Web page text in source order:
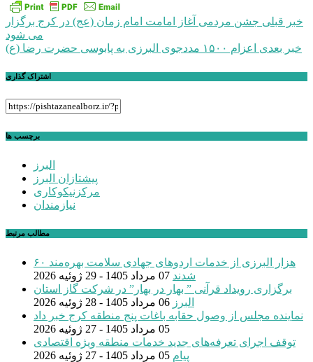
راهبری
نوشته
خبر قبلی جشن مردمی آغاز امامت امام زمان (عج) در کرج برگزار
می شود
خبر بعدی
اعزام ۱۵۰۰ مددجوی البرزی به پابوسی حضرت رضا (ع)
اشتراک گذاری
برچسب ها
البرز
پیشتازان البرز
مرکزنیکوکاری
نیازمندان
مطالب مرتبط
۶۰ هزار البرزی از خدمات اردوهای جهادی سلامت بهره‌مند
شدند 07 مرداد 1405 - 29 ژوئیه 2026
برگزاری رویداد قرآنی ” بهار در بهار” در شرکت گاز استان
البرز 06 مرداد 1405 - 28 ژوئیه 2026
نماینده مجلس از وصول حقابه باغات پنج منطقه کرج خبر داد
05 مرداد 1405 - 27 ژوئیه 2026
توقف اجرای تعرفه‌های جدید خدمات منطقه ویژه اقتصادی
پیام 05 مرداد 1405 - 27 ژوئیه 2026